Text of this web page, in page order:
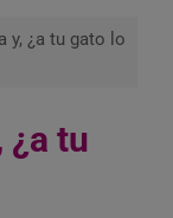
y, ¿a tu gato lo
¿a tu